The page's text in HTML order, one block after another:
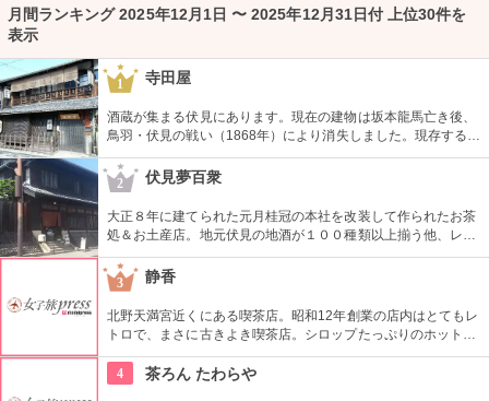
月間ランキング 2025年12月1日 〜 2025年12月31日付 上位30件を
表示
1 寺田屋
酒蔵が集まる伏見にあります。現在の建物は坂本龍馬亡き後、
鳥羽・伏見の戦い（1868年）により消失しました。現存するも
のは再建され、寺田屋事件（1866年）の刀痕も再現されたもの
です。歴史博物館として見るのもよし、龍馬になりきって宿泊
してみても。
2 伏見夢百衆
大正８年に建てられた元月桂冠の本社を改装して作られたお茶
処＆お土産店。地元伏見の地酒が１００種類以上揃う他、レト
ロな店内では日本酒の飲み比べができるきき酒セットや清酒ア
イスクリーム、清酒カステラなど、酒処ならではのメニューが
ずらり。観光パンフレットも揃っています。
3 静香
北野天満宮近くにある喫茶店。昭和12年創業の店内はとてもレ
トロで、まさに古きよき喫茶店。シロップたっぷりのホットケ
ーキは350円からととってもリーズナブルにいただける。レト
ロな雰囲気を楽しみたい方はぜひ来てみて。
4 茶ろん たわらや